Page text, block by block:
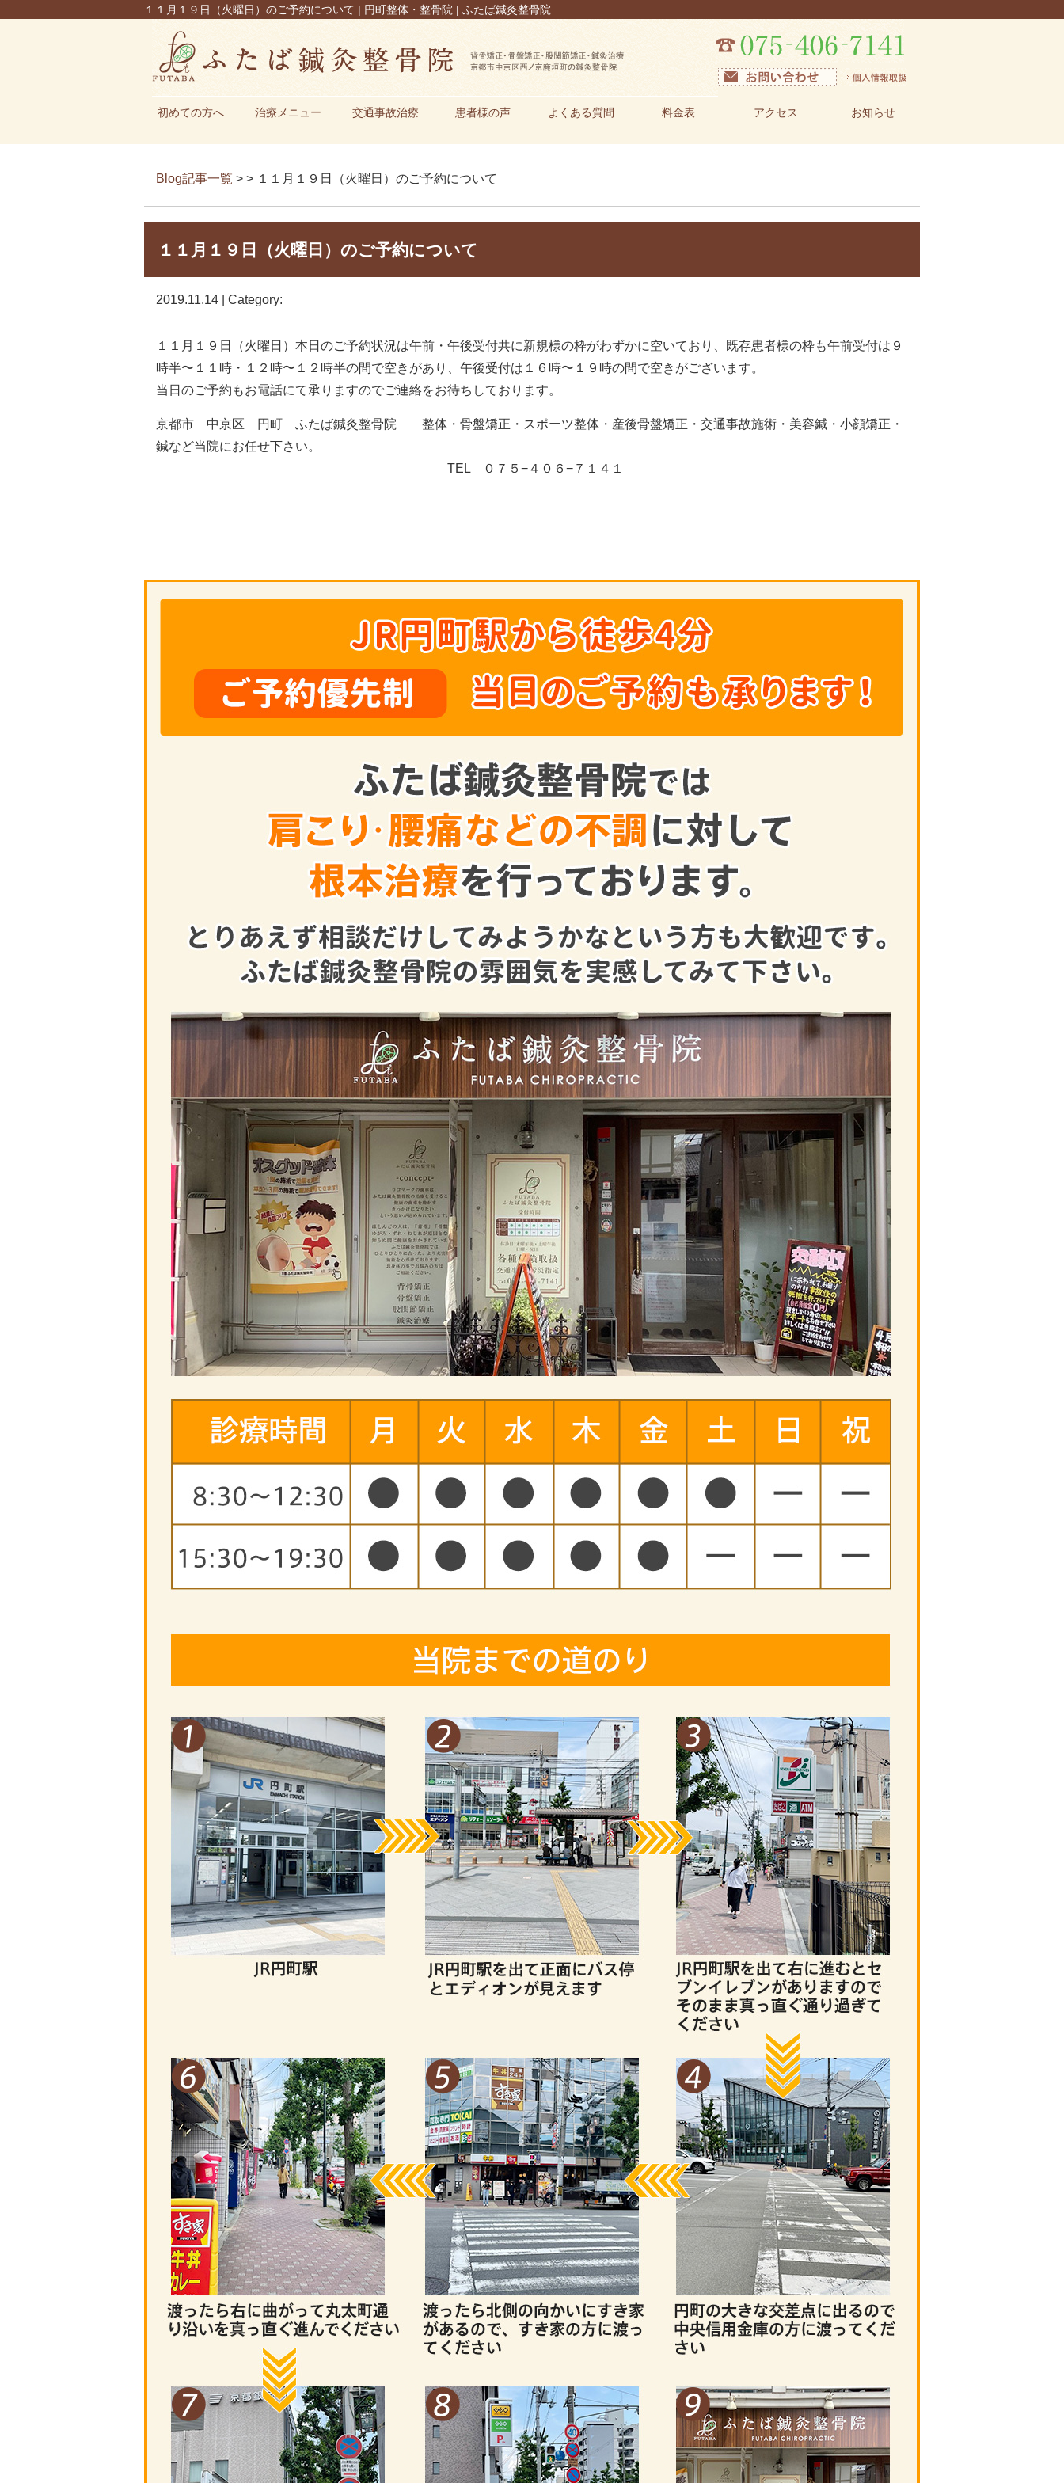
１１月１９日（火曜日）のご予約について | 円町整体・整骨院 | ふたば鍼灸整骨院
初めての方へ 治療メニュー 交通事故治療 患者様の声 よくある質問 料金表 アクセス お知らせ
Blog記事一覧 > > １１月１９日（火曜日）のご予約について
１１月１９日（火曜日）のご予約について
2019.11.14 | Category:
１１月１９日（火曜日）本日のご予約状況は午前・午後受付共に新規様の枠がわずかに空いており、既存患者様の枠も午前受付は９
時半〜１１時・１２時〜１２時半の間で空きがあり、午後受付は１６時〜１９時の間で空きがございます。
当日のご予約もお電話にて承りますのでご連絡をお待ちしております。
京都市 中京区 円町 ふたば鍼灸整骨院 整体・骨盤矯正・スポーツ整体・産後骨盤矯正・交通事故施術・美容鍼・小顔矯正・
鍼など当院にお任せ下さい。
TEL ０７５−４０６−７１４１